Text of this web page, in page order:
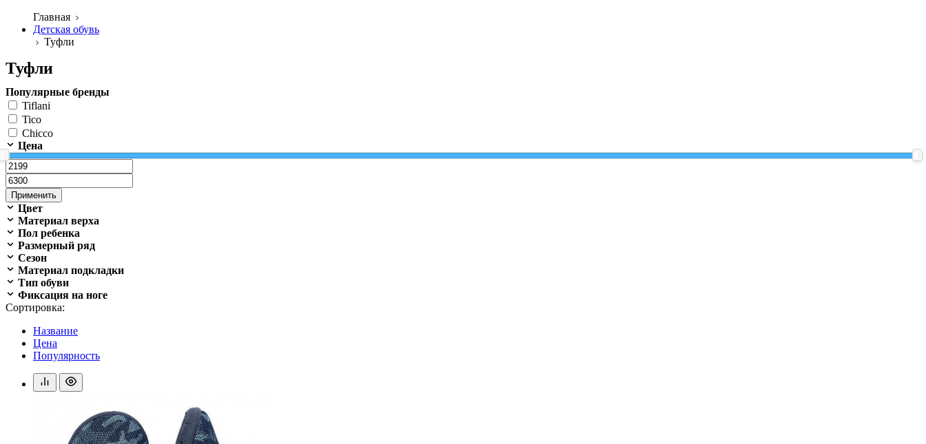
Главная
Детская обувь
Туфли
Туфли
Популярные бренды
Tiflani
Tico
Chicco
Цена
Применить
Цвет
Материал верха
Пол ребенка
Размерный ряд
Сезон
Материал подкладки
Тип обуви
Фиксация на ноге
Сортировка:
Название
Цена
Популярность